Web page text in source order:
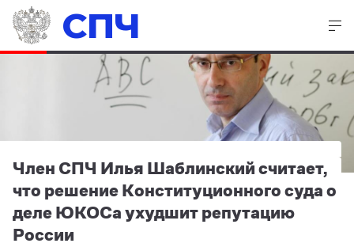
СПЧ
Член СПЧ Илья Шаблинский считает,
что решение Конституционного суда о
деле ЮКОСа ухудшит репутацию
России